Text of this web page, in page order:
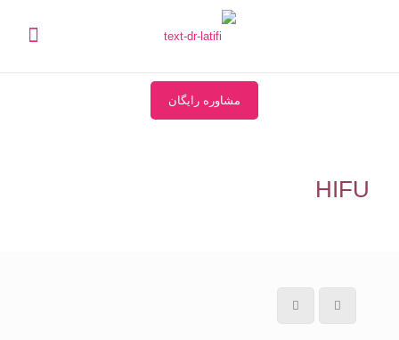
مشاوره رایگان
HIFU